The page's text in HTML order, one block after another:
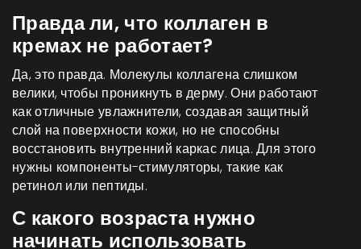
Правда ли, что коллаген в
кремах не работает?
Да, это правда. Молекулы коллагена слишком
велики, чтобы проникнуть в дерму. Они работают
как отличные увлажнители, создавая защитный
слой на поверхности кожи, но не способны
восстановить внутренний каркас лица. Для этого
нужны компоненты-стимуляторы, такие как
ретинол или пептиды.
С какого возраста нужно
начинать использовать